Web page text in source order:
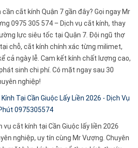
cần cắt kính Quận 7 gần đây? Gọi ngay Mr
0975 305 574 – Dịch vụ cắt kính, thay
lực siêu tốc tại Quận 7. Đội ngũ thợ
chỗ, cắt kính chính xác từng milimet,
cả ngày lễ. Cam kết kính chất lượng cao,
sinh chi phí. Có mặt ngay sau 30
nghiệp!
Tại Cần Giuộc Lấy Liền 2026 - Dịch Vụ
0975305574
vụ cắt kính tại Cần Giuộc lấy liền 2026
nghiệp, uy tín cùng Mr Vượng. Chuyên